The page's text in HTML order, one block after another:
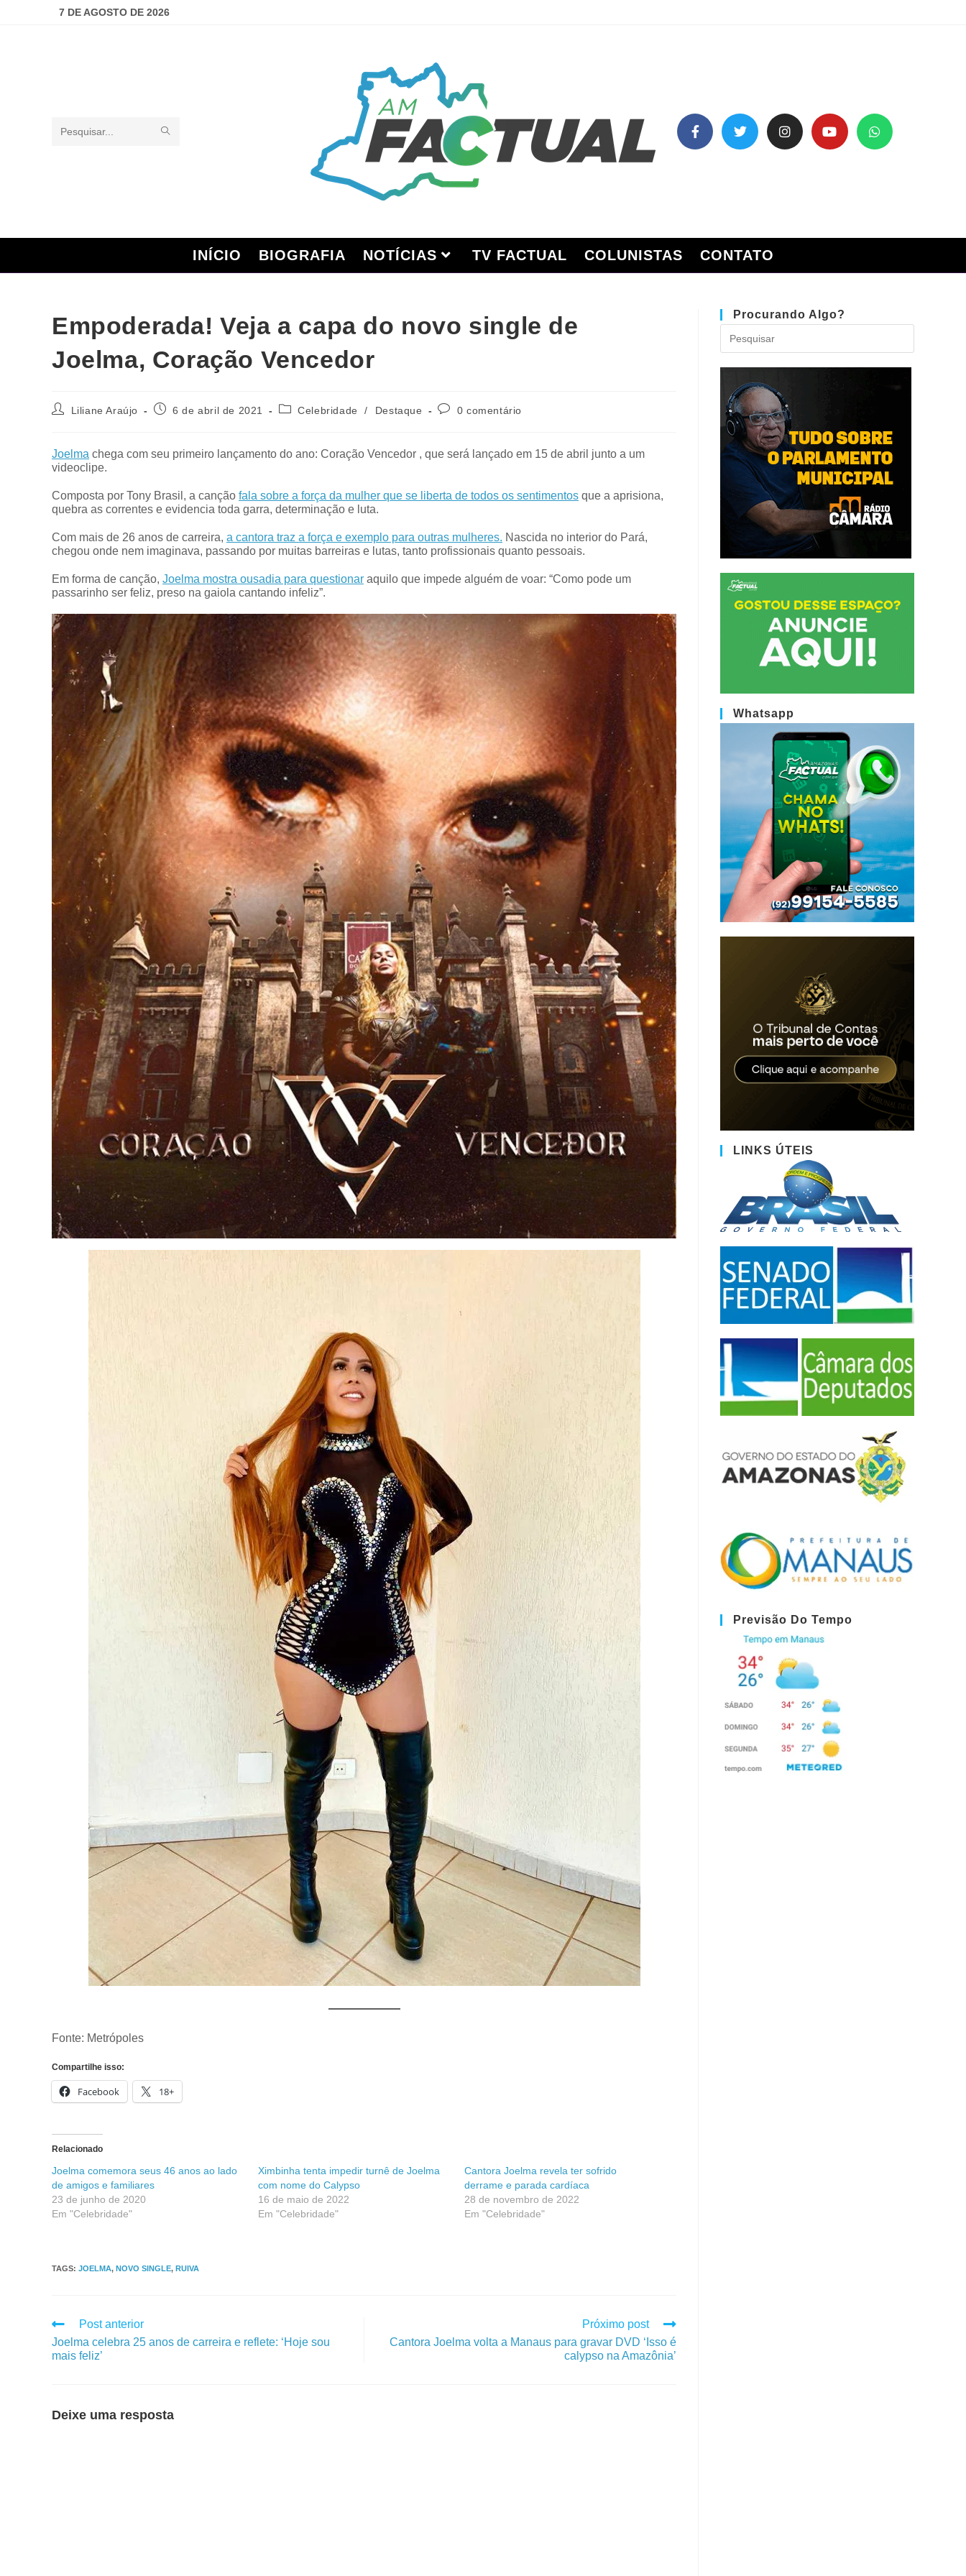
7 DE AGOSTO DE 2026
Pesquisar
INÍCIO BIOGRAFIA NOTÍCIAS TV FACTUAL COLUNISTAS CONTATO
Empoderada! Veja a capa do novo single de
Joelma, Coração Vencedor
Liliane Araújo 6 de abril de 2021 Celebridade / Destaque 0 comentário
Joelma chega com seu primeiro lançamento do ano: Coração Vencedor , que será lançado em 15 de abril junto a um
videoclipe.
Composta por Tony Brasil, a canção fala sobre a força da mulher que se liberta de todos os sentimentos que a aprisiona,
quebra as correntes e evidencia toda garra, determinação e luta.
Com mais de 26 anos de carreira, a cantora traz a força e exemplo para outras mulheres. Nascida no interior do Pará,
chegou onde nem imaginava, passando por muitas barreiras e lutas, tanto profissionais quanto pessoais.
Em forma de canção, Joelma mostra ousadia para questionar aquilo que impede alguém de voar: “Como pode um
passarinho ser feliz, preso na gaiola cantando infeliz”.
Fonte: Metrópoles
Compartilhe isso:
Facebook 18+
Relacionado
Joelma comemora seus 46 anos ao lado
de amigos e familiares
23 de junho de 2020
Em "Celebridade"
Ximbinha tenta impedir turnê de Joelma
com nome do Calypso
16 de maio de 2022
Em "Celebridade"
Cantora Joelma revela ter sofrido
derrame e parada cardíaca
28 de novembro de 2022
Em "Celebridade"
TAGS: JOELMA, NOVO SINGLE, RUIVA
Post anterior
Joelma celebra 25 anos de carreira e reflete: ‘Hoje sou
mais feliz’
Próximo post
Cantora Joelma volta a Manaus para gravar DVD ‘Isso é
calypso na Amazônia’
Deixe uma resposta
Procurando Algo?
Whatsapp
LINKS ÚTEIS
Previsão Do Tempo